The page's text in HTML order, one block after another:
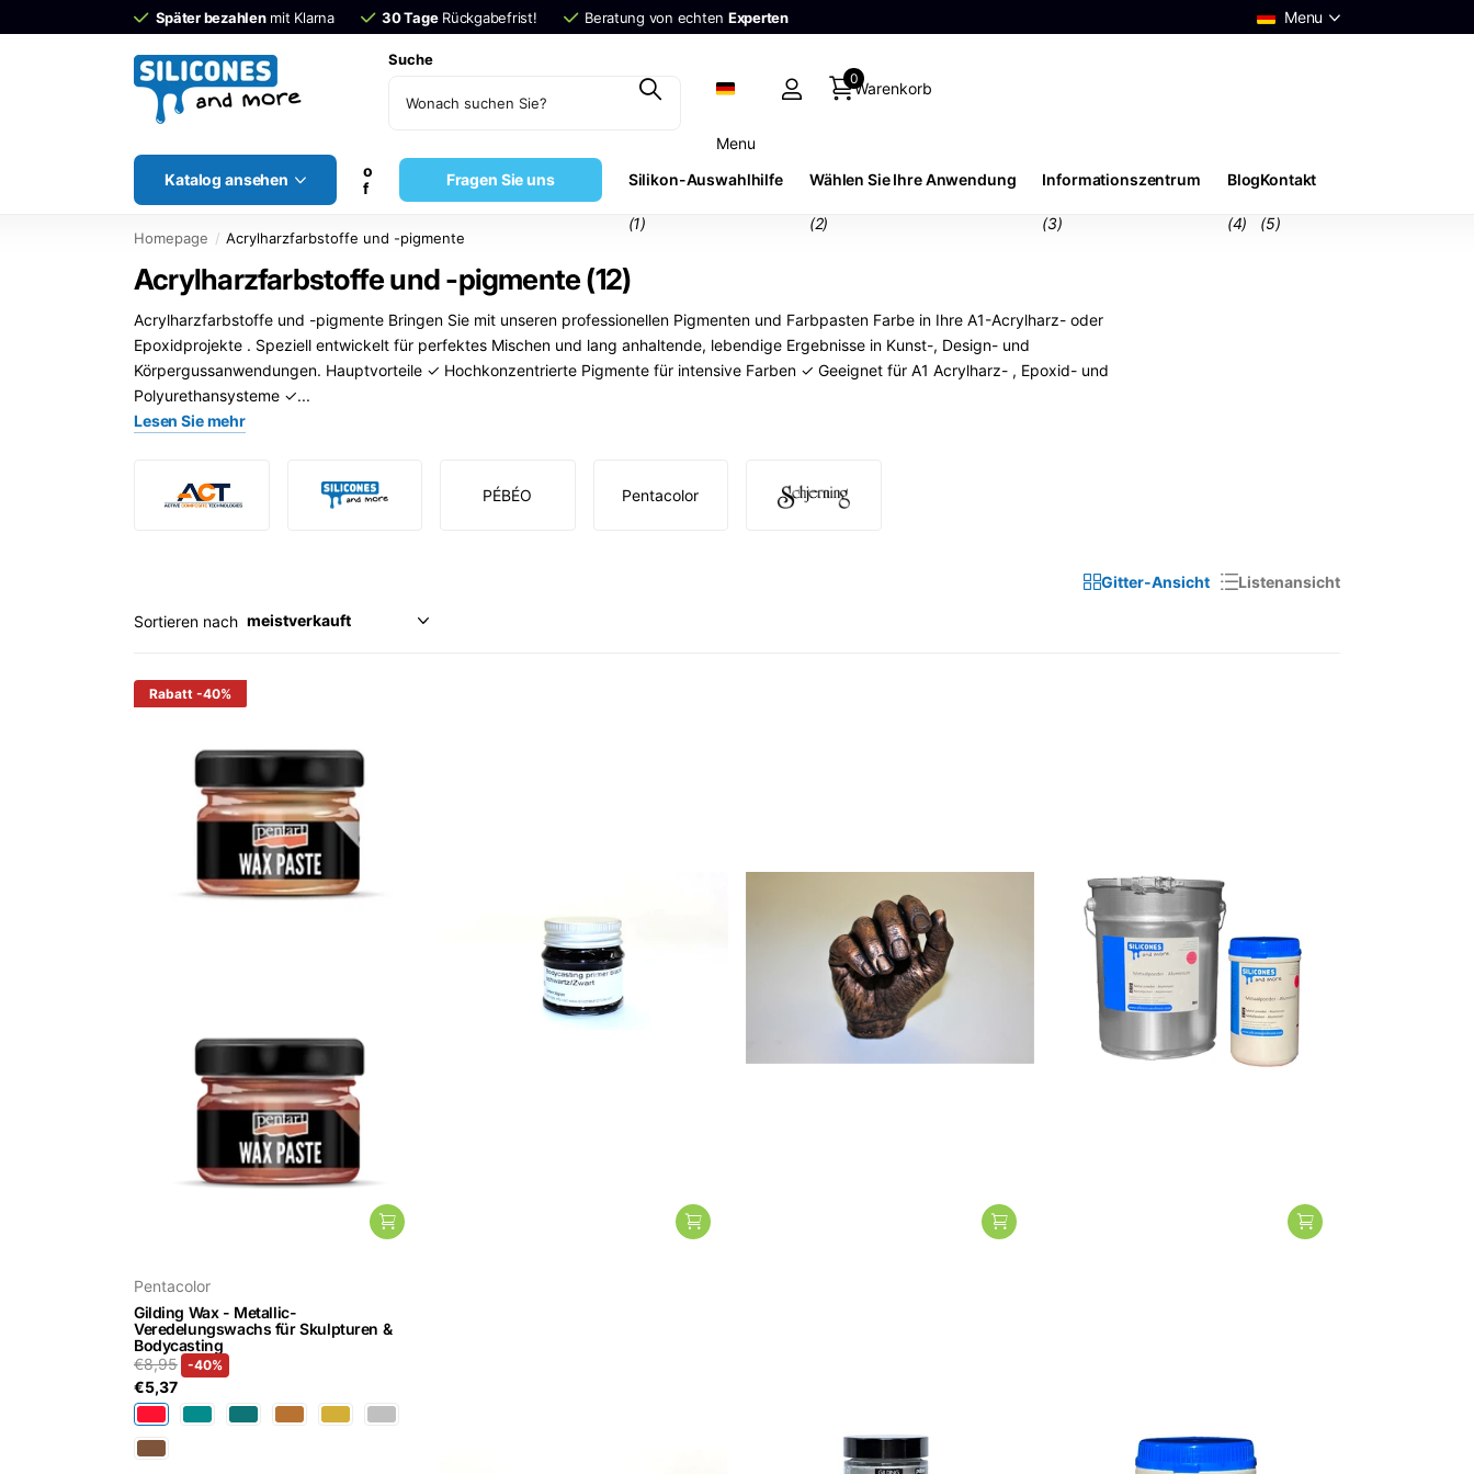
Später bezahlenmit Klarna 30 TageRückgabefrist! Beratung von echten Experten Menu
Suche
Menu
Warenkorb
0
Katalog ansehen
o
f
Fragen Sie uns Silikon-Auswahlhilfe
(1)
Wählen Sie Ihre Anwendung
(2)
Informationszentrum
(3)
Blog
(4)
Kontakt
(5)
Homepage Acrylharzfarbstoffe und -pigmente
Acrylharzfarbstoffe und -pigmente (12)
Acrylharzfarbstoffe und -pigmente Bringen Sie mit unseren professionellen Pigmenten und Farbpasten Farbe in Ihre A1-Acrylharz- oder
Epoxidprojekte . Speziell entwickelt für perfektes Mischen und lang anhaltende, lebendige Ergebnisse in Kunst-, Design- und
Körpergussanwendungen. Hauptvorteile ✓ Hochkonzentrierte Pigmente für intensive Farben ✓ Geeignet für A1 Acrylharz- , Epoxid- und
Polyurethansysteme ✓...
Lesen Sie mehr
PÉBÉO Pentacolor
Gitter-Ansicht Listenansicht
Sortieren nach
Rabatt -40%
Pentacolor
Gilding Wax - Metallic-
Veredelungswachs für Skulpturen &
Bodycasting
€8,95 -40%
€5,37
Zum Vergleich
hinzugefügt